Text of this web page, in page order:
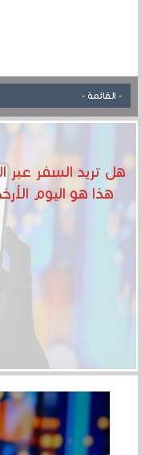
هل تريد السفر عبر
هذا هو اليوم